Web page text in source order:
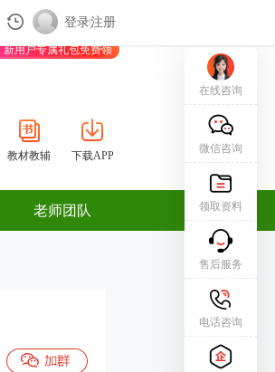
登录/注册
新用户专属礼包免费领
登录|注册
教材教辅 下载APP
老师团队
在线咨询
微信咨询
领取资料
售后服务
电话咨询